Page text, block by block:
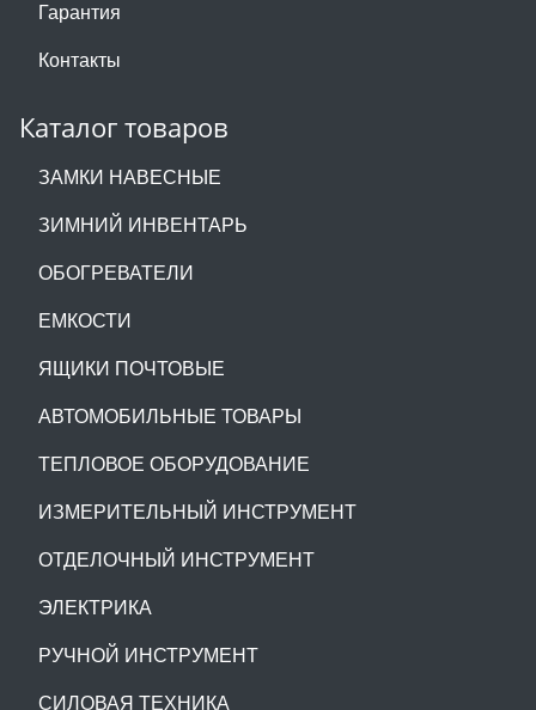
Гарантия
Контакты
Каталог товаров
ЗАМКИ НАВЕСНЫЕ
ЗИМНИЙ ИНВЕНТАРЬ
ОБОГРЕВАТЕЛИ
ЕМКОСТИ
ЯЩИКИ ПОЧТОВЫЕ
АВТОМОБИЛЬНЫЕ ТОВАРЫ
ТЕПЛОВОЕ ОБОРУДОВАНИЕ
ИЗМЕРИТЕЛЬНЫЙ ИНСТРУМЕНТ
ОТДЕЛОЧНЫЙ ИНСТРУМЕНТ
ЭЛЕКТРИКА
РУЧНОЙ ИНСТРУМЕНТ
СИЛОВАЯ ТЕХНИКА